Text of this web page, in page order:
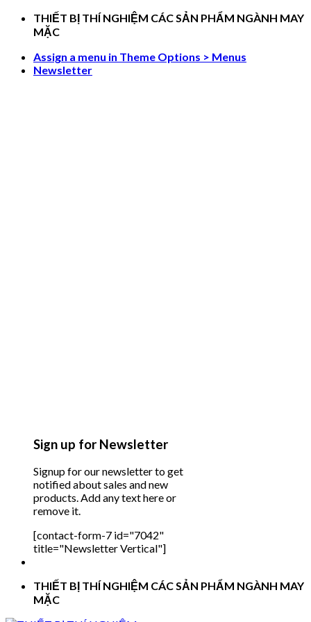
Skip
THIẾT BỊ THÍ NGHIỆM CÁC SẢN PHẨM NGÀNH MAY
MẶC
Assign a menu in Theme Options > Menus
Newsletter
Sign up for Newsletter
Signup for our newsletter to get
notified about sales and new
products. Add any text here or
remove it.
[contact-form-7 id="7042"
title="Newsletter Vertical"]
THIẾT BỊ THÍ NGHIỆM CÁC SẢN PHẨM NGÀNH MAY
MẶC